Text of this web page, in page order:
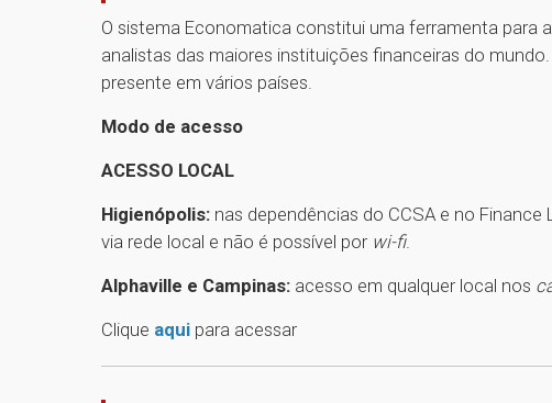
O sistema Economatica constitui uma ferramenta para
analistas das maiores instituições financeiras do
presente em vários países.
Modo de acesso
ACESSO LOCAL
Higienópolis: nas dependências do CCSA e no Finance
via rede local e não é possível por wi-fi.
Alphaville e Campinas: acesso em qualquer local nos
Clique aqui para acessar